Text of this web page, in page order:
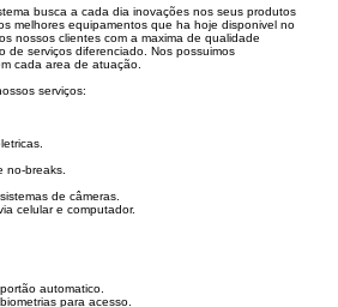
busca a cada dia inovações nos seus produtos
melhores equipamentos que ha hoje disponivel no
nossos clientes com a maxima de qualidade
de serviços diferenciado. Nos possuimos
cada area de atuação.
serviços:
no-breaks.
de câmeras.
celular e computador.
automatico.
para acesso.